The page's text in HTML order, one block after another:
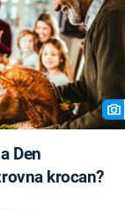
Den
krocan?